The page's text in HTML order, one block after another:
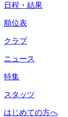
日程・結果
順位表
クラブ
ニュース
特集
スタッツ
はじめての方へ